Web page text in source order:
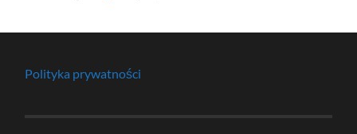
Polityka prywatności